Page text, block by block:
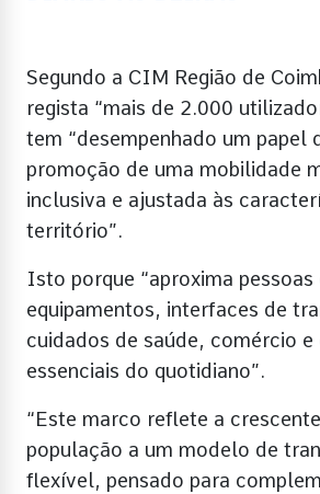
Segundo a CIM Região de
regista “mais de 2.000
tem “desempenhado um papel
promoção de uma mobilidade
inclusiva e ajustada às
território”.
Isto porque “aproxima
equipamentos, interfaces de
cuidados de saúde, comércio
essenciais do quotidiano”.
“Este marco reflete a
população a um modelo de
flexível, pensado para